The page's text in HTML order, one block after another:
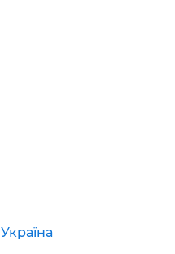
Україна